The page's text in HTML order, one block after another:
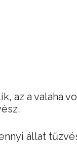
az a valaha
állat